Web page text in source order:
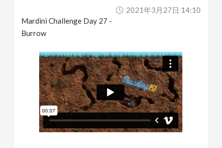
2021年3月27日 14:10
Mardini Challenge Day 27 -
Burrow